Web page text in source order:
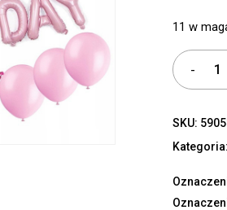
11 w
SKU:
Kategoria: